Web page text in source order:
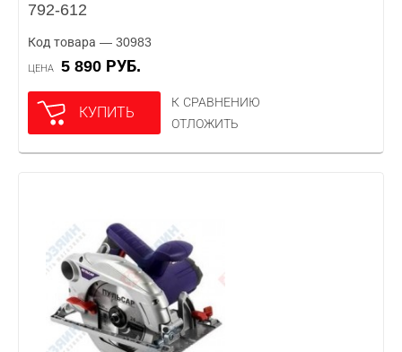
792-612
Код товара — 30983
ЦЕНА 5 890 РУБ.
КУПИТЬ
К СРАВНЕНИЮ
ОТЛОЖИТЬ